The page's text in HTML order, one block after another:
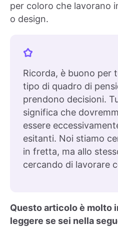
per coloro che lavorano
o design.
Ricorda, è buono per
tipo di quadro di
prendono decisioni.
significa che
essere
esitanti. Noi stiamo
in fretta, ma allo
cercando di lavorare
Questo articolo è molto
leggere se sei nella